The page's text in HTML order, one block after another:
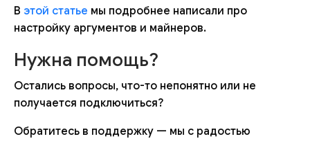
В этой статье мы подробнее написали про
настройку аргументов и майнеров.
Нужна помощь?
Остались вопросы, что-то непонятно или не
получается подключиться?
Обратитесь в поддержку — мы с радостью